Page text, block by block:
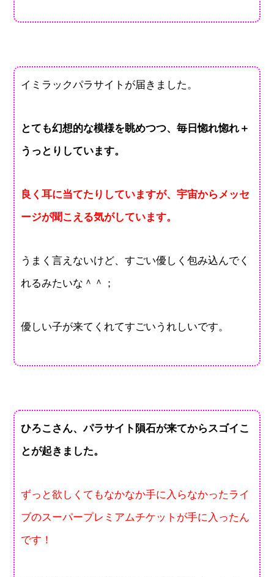
イミラックパラサイトが届きました。
とても幻想的な模様を眺めつつ、毎日惚れ惚れ＋
うっとりしています。
良く耳に当てたりしていますが、宇宙からメッセ
ージが聞こえる気がしています。
うまく言えないけど、すごい優しく包み込んでく
れるみたいな＾＾；
優しい子が来てくれてすごいうれしいです。
ひろこさん、パラサイト隕石が来てからスゴイこ
とが起きました。
ずっと欲しくてもなかなか手に入らなかったライ
ブのスーパープレミアムチケットが手に入ったん
です！